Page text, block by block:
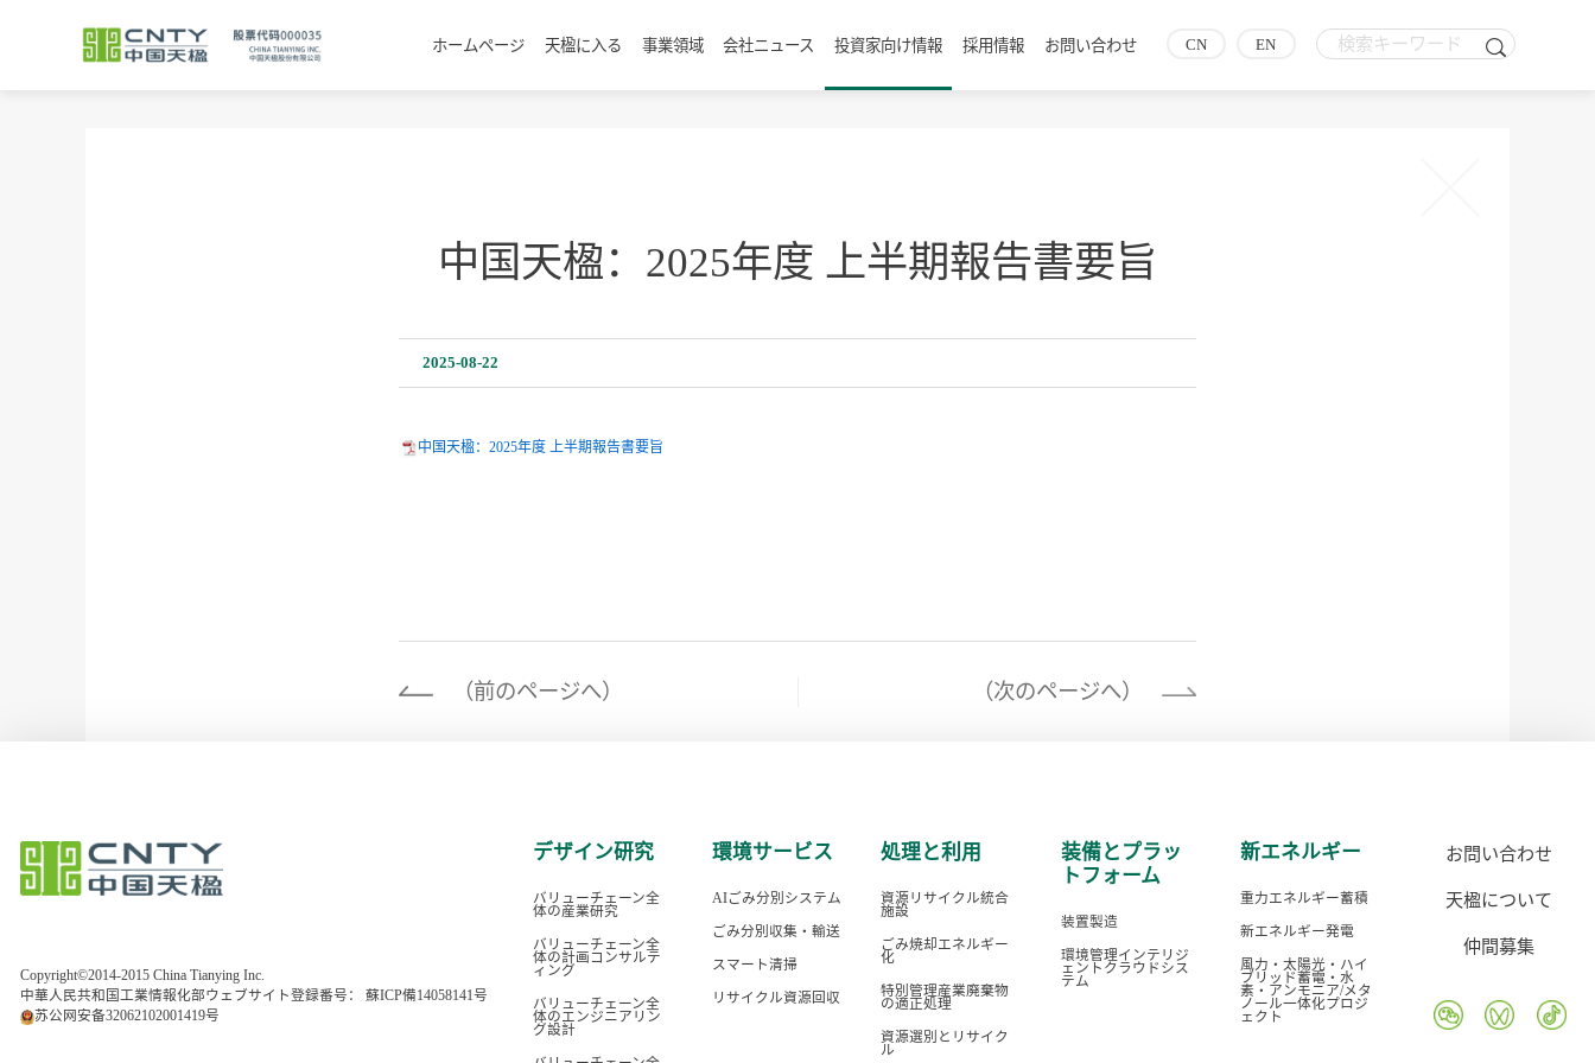
ホームページ 天楹に入る 事業領域 会社ニュース 投資家向け情報 採用情報 お問い合わせ CN EN
中国天楹：2025年度 上半期報告書要旨
2025-08-22
中国天楹：2025年度 上半期報告書要旨
（前のページへ） （次のページへ）
Copyright©2014-2015 China Tianying Inc.
中華人民共和国工業情報化部ウェブサイト登録番号： 蘇ICP備14058141号
苏公网安备32062102001419号
デザイン研究
バリューチェーン全
体の産業研究
バリューチェーン全
体の計画コンサルテ
ィング
バリューチェーン全
体のエンジニアリン
グ設計
環境サービス
AIごみ分別システム
ごみ分別収集・輸送
スマート清掃
リサイクル資源回収
処理と利用
資源リサイクル統合
施設
ごみ焼却エネルギー
化
特別管理産業廃棄物
の適正処理
資源選別とリサイク
ル
装備とプラッ
トフォーム
装置製造
環境管理インテリジ
ェントクラウドシス
テム
新エネルギー
重力エネルギー蓄積
新エネルギー発電
風力・太陽光・ハイ
ブリッド蓄電・水
素・アンモニア/メタ
ノール一体化プロジ
ェクト
お問い合わせ
天楹について
仲間募集